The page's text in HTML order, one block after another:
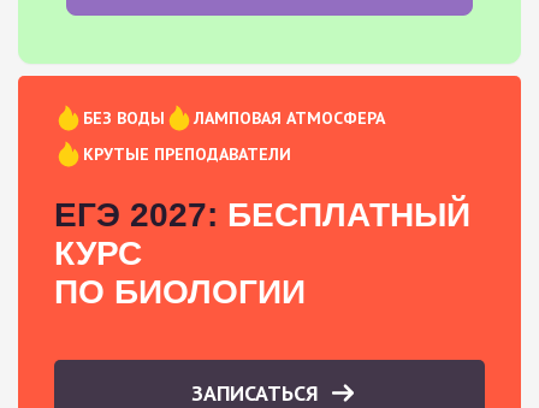
БЕЗ ВОДЫ
ЛАМПОВАЯ АТМОСФЕРА
КРУТЫЕ ПРЕПОДАВАТЕЛИ
ЕГЭ 2027: БЕСПЛАТНЫЙ
КУРС
ПО БИОЛОГИИ
ЗАПИСАТЬСЯ